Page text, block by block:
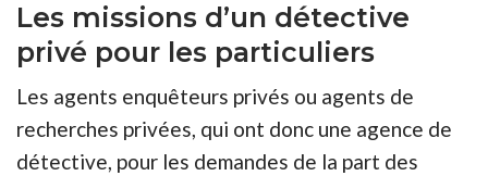
Les missions d’un détective
privé pour les particuliers
Les agents enquêteurs privés ou agents de
recherches privées, qui ont donc une agence de
détective, pour les demandes de la part des